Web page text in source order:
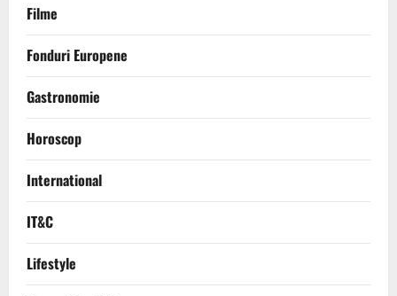
Filme
Fonduri Europene
Gastronomie
Horoscop
International
IT&C
Lifestyle